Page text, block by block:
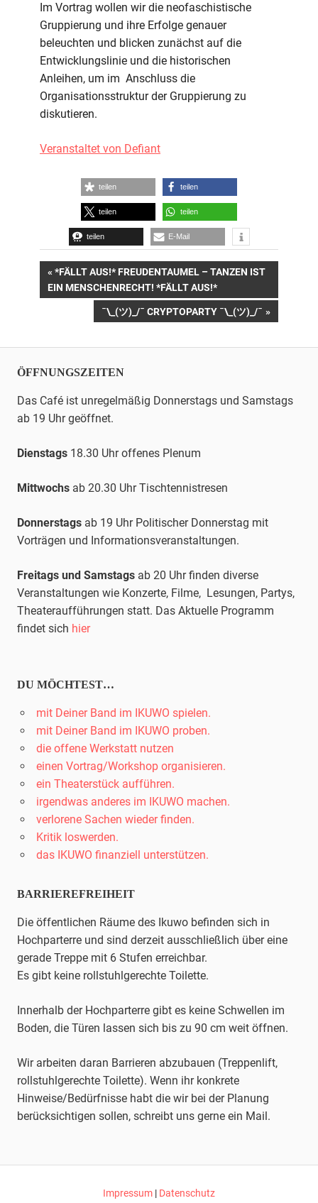
Im Vortrag wollen wir die neofaschistische
Gruppierung und ihre Erfolge genauer
beleuchten und blicken zunächst auf die
Entwicklungslinie und die historischen
Anleihen, um im Anschluss die
Organisationsstruktur der Gruppierung zu
diskutieren.
Veranstaltet von Defiant
teilen teilen
teilen teilen
teilen E-Mail
Beitrags-
Navigation
VORHERIGER
BEITRAG:
*FÄLLT AUS!* FREUDENTAUMEL – TANZEN IST
EIN MENSCHENRECHT! *FÄLLT AUS!*
NÄCHSTER
¯\_(ツ)_/¯ CRYPTOPARTY ¯\_(ツ)_/¯
ÖFFNUNGSZEITEN
Das Café ist unregelmäßig Donnerstags und Samstags
ab 19 Uhr geöffnet.
Dienstags 18.30 Uhr offenes Plenum
Mittwochs ab 20.30 UhrTischtennistresen
Donnerstags ab 19 Uhr Politischer Donnerstag mit
Vorträgen und Informationsveranstaltungen.
Freitags und Samstags ab 20 Uhr finden diverse
Veranstaltungen wie Konzerte, Filme, Lesungen, Partys,
Theateraufführungen statt. Das Aktuelle Programm
findet sich hier
DU MÖCHTEST…
mit Deiner Band im IKUWO spielen.
mit Deiner Band im IKUWO proben.
die offene Werkstatt nutzen
einen Vortrag/Workshop organisieren.
ein Theaterstück aufführen.
irgendwas anderes im IKUWO machen.
verlorene Sachen wieder finden.
Kritik loswerden.
das IKUWO finanziell unterstützen.
BARRIEREFREIHEIT
Die öffentlichen Räume des Ikuwo befinden sich in
Hochparterre und sind derzeit ausschließlich über eine
gerade Treppe mit 6 Stufen erreichbar.
Es gibt keine rollstuhlgerechte Toilette.
Innerhalb der Hochparterre gibt es keine Schwellen im
Boden, die Türen lassen sich bis zu 90 cm weit öffnen.
Wir arbeiten daran Barrieren abzubauen (Treppenlift,
rollstuhlgerechte Toilette). Wenn ihr konkrete
Hinweise/Bedürfnisse habt die wir bei der Planung
berücksichtigen sollen, schreibt uns gerne ein Mail.
Impressum | Datenschutz